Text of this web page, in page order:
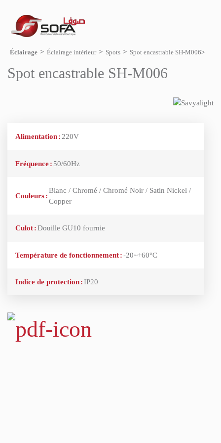
Éclairage Éclairage intérieur Spots Spot encastrable SH-M006
Spot encastrable SH-M006
Alimentation: 220V
Fréquence: 50/60Hz
Couleurs:
Blanc / Chromé / Chromé Noir / Satin Nickel /
Copper
Culot:Douille GU10 fournie
Température de fonctionnement:-20~+60°C
Indice de protection:IP20